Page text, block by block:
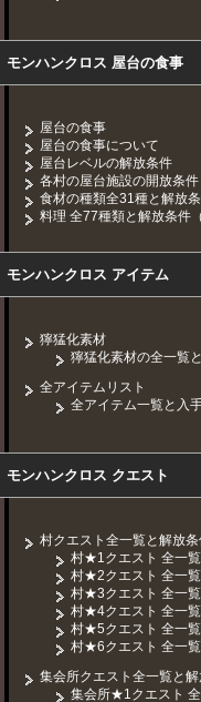
モンハンクロス 屋台の食事
屋台の食事
屋台の食事について
屋台レベルの解放条件
各村の屋台施設の開放条件
食材の種類全31種と解放
料理 全77種類と解放条件
モンハンクロス アイテム
獰猛化素材
獰猛化素材の全一覧
全アイテムリスト
全アイテム一覧と入
モンハンクロス クエスト
村クエスト全一覧と解放条
村★1クエスト 全一覧
村★2クエスト 全一覧
村★3クエスト 全一覧
村★4クエスト 全一覧
村★5クエスト 全一覧
村★6クエスト 全一覧
集会所クエスト全一覧と
集会所★1クエスト